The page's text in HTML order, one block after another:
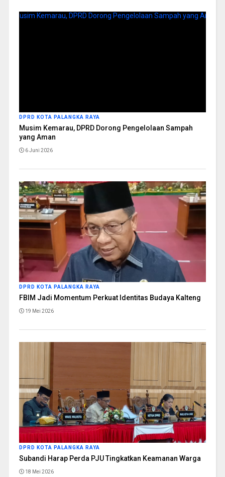
DPRD KOTA PALANGKA RAYA
Musim Kemarau, DPRD Dorong Pengelolaan Sampah
yang Aman
6 Juni 2026
DPRD KOTA PALANGKA RAYA
FBIM Jadi Momentum Perkuat Identitas Budaya Kalteng
19 Mei 2026
DPRD KOTA PALANGKA RAYA
Subandi Harap Perda PJU Tingkatkan Keamanan Warga
18 Mei 2026